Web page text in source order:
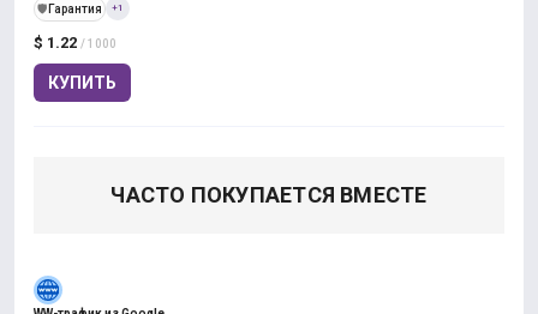
$ 1.22 / 1000
КУПИТЬ
️🛡️ Гарантия +1
ЧАСТО ПОКУПАЕТСЯ ВМЕСТЕ